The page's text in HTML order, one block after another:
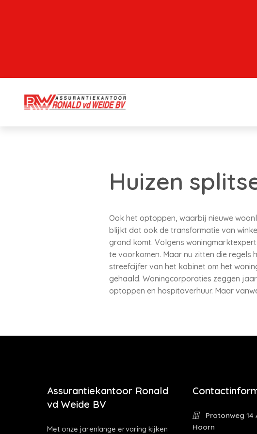
Huizen
Ook het optoppen, waarbij nieuwe
blijkt dat ook de transformatie van
grond komt. Volgens
te voorkomen. Maar nu zitten die regels
streefcijfer van het kabinet om het
gehaald. Woningcorporaties zeggen
optoppen en hospitaverhuur. Maar
Assurantiekantoor Ronald
vd Weide BV
Met onze jarenlange ervaring kijken
Protonweg 14
Hoorn